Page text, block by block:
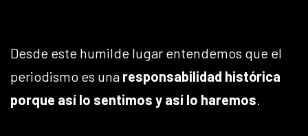
Desde este humilde lugar entendemos que el
periodismo es una responsabilidad histórica
porque así lo sentimos y así lo haremos.